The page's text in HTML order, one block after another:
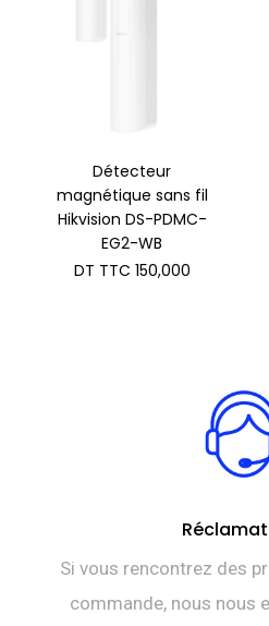
Détecteur
magnétique sans fil
Hikvision DS-PDMC-
EG2-WB
DT TTC 150,000
Si vous rencontrez des
commande, nous nous